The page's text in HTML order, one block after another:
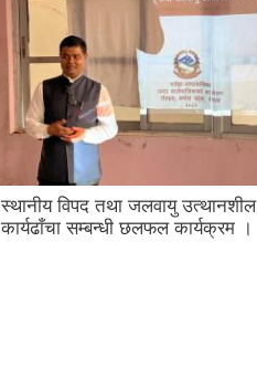
स्थानीय विपद तथा जलवायु उत्थानशील
कार्यढाँचा सम्बन्धी छलफल कार्यक्रम ।